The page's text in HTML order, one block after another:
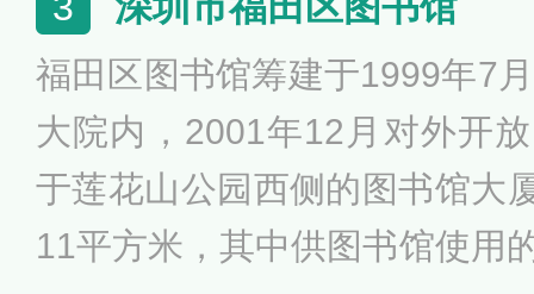
馆。现有馆藏文献140万册(纸
60万册，期刊报纸1100种，
接待读者约5000人次。深圳
立的专门为少儿、家长及教育
图书馆。
福田区图书馆筹建于1999年7
大院内，2001年12月对外开
于莲花山公园西侧的图书馆大
11平方米，其中供图书馆使用